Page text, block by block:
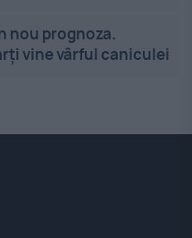
nou prognoza.
vine vârful caniculei